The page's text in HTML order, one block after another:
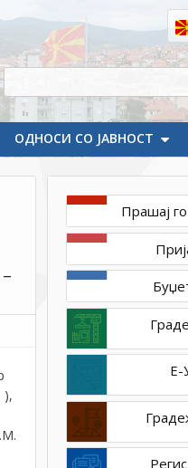
ОДНОСИ СО ЈАВНОСТ
Општина
Делчево
т.бр
026/05/22
од
септември
2022
г
постапка
систем
45112
),
Прашај
Е-